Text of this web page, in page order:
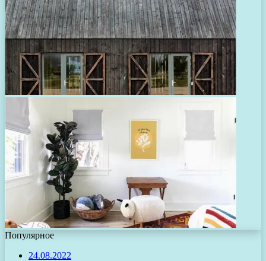
Популярное
24.08.2022